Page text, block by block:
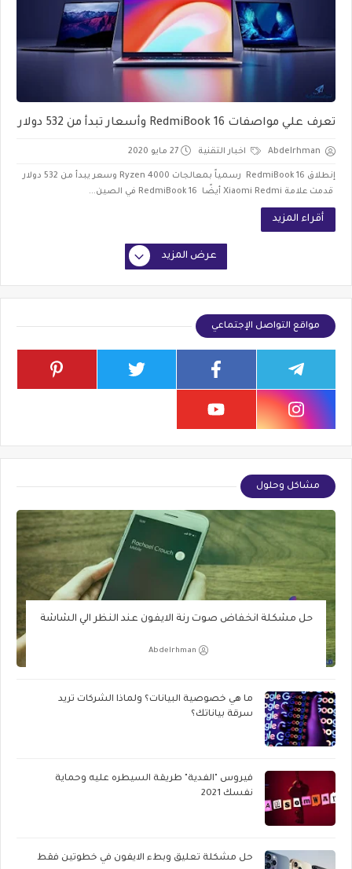
تعرف علي مواصفات RedmiBook 16 وأسعار تبدأ من 532 دولار
Abdelrhman اخبار التقنية 27 مايو 2020
إنطلاق RedmiBook 16 رسمياً بمعالجات Ryzen 4000 وسعر يبدأ من 532 دولار
قدمت علامة Xiaomi Redmi أيضًا RedmiBook 16 في الصين...
أقراء المزيد
عرض المزيد
مواقع التواصل الإجتماعي
مشاكل وحلول
حل مشكلة انخفاض صوت رنة الايفون عند النظر الي الشاشة
Abdelrhman
ما هي خصوصية البيانات؟ ولماذا الشركات تريد
سرقة بياناتك؟
فيروس "الفدية" طريقة السيطره عليه وحماية
نفسك 2021
حل مشكلة تعليق وبطء الايفون في خطوتين فقط